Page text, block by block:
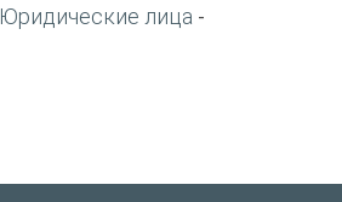
Юридические лица -